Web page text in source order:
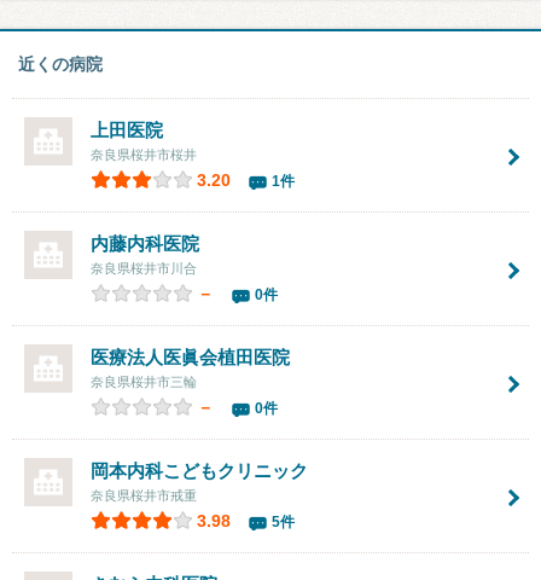
近くの病院
上田医院
奈良県桜井市桜井
3.20 1件
内藤内科医院
奈良県桜井市川合
－ 0件
医療法人医眞会植田医院
奈良県桜井市三輪
－ 0件
岡本内科こどもクリニック
奈良県桜井市戒重
3.98 5件